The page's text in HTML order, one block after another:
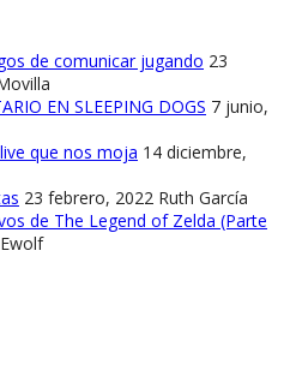
de comunicar jugando 23
EN SLEEPING DOGS 7 junio,
que nos moja 14 diciembre,
23 febrero, 2022 Ruth García
de The Legend of Zelda (Parte